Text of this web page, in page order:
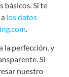
básicos. Si te
los datos
.
la perfección, y
Si
nuestro